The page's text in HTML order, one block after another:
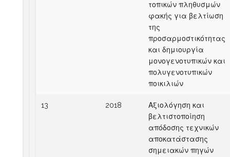
τοπικών πληθυσμών
φακής για βελτίωση
της
προσαρμοστικότητας
και δημιουργία
μονογενοτυπικών και
πολυγενοτυπικών
ποικιλιών
13 2018
Αξιολόγηση και
βελτιστοποίηση
απόδοσης τεχνικών
αποκατάστασης
σημειακών πηγών